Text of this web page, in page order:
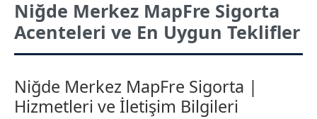
Niğde Merkez MapFre Sigorta
Acenteleri ve En Uygun Teklifler
Niğde Merkez MapFre Sigorta |
Hizmetleri ve İletişim Bilgileri